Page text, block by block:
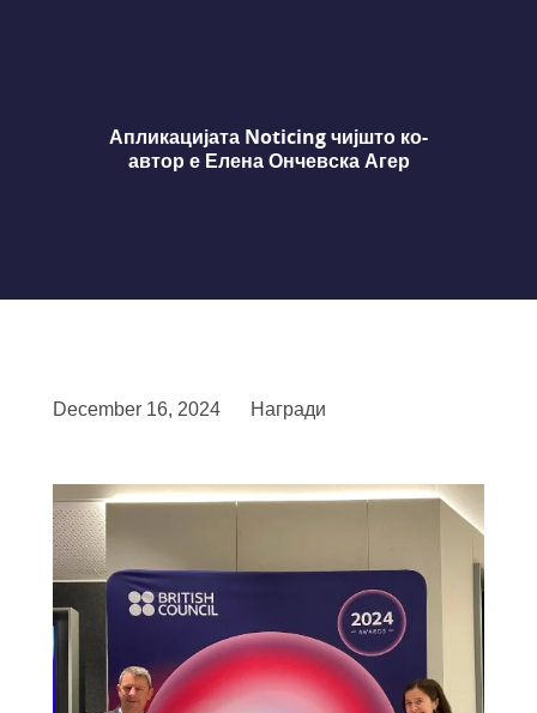
Апликацијата Noticing чијшто ко-
автор е Елена Ончевска Агер
December 16, 2024 Награди